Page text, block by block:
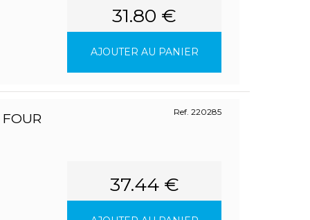
31.80 €
AJOUTER AU PANIER
Ref. 220285
37.44 €